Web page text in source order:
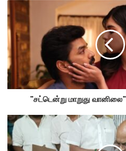
"சட்டென்று மாறுது